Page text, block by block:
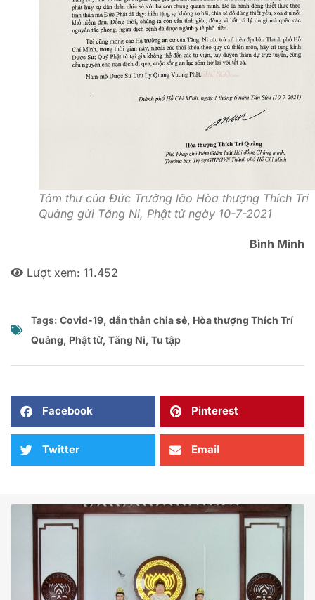
Tâm thư của Đức Trưởng lão Hòa thượng Thích Trí
Quảng gửi Tăng Ni, Phật tử ngày 10-7-2021
Bình Minh
Lượt xem: 11.452
Tags: Covid-19, dấn thân chia sẻ, Hòa thượng Thích Trí
Quảng, Phật tử, Tăng Ni, Tu tập
Facebook Pinterest
Twitter Email